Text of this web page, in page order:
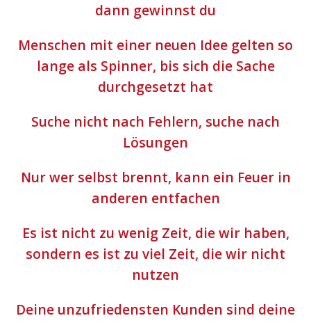
dann gewinnst du
Menschen mit einer neuen Idee gelten so
lange als Spinner, bis sich die Sache
durchgesetzt hat
Suche nicht nach Fehlern, suche nach
Lösungen
Nur wer selbst brennt, kann ein Feuer in
anderen entfachen
Es ist nicht zu wenig Zeit, die wir haben,
sondern es ist zu viel Zeit, die wir nicht
nutzen
Deine unzufriedensten Kunden sind deine